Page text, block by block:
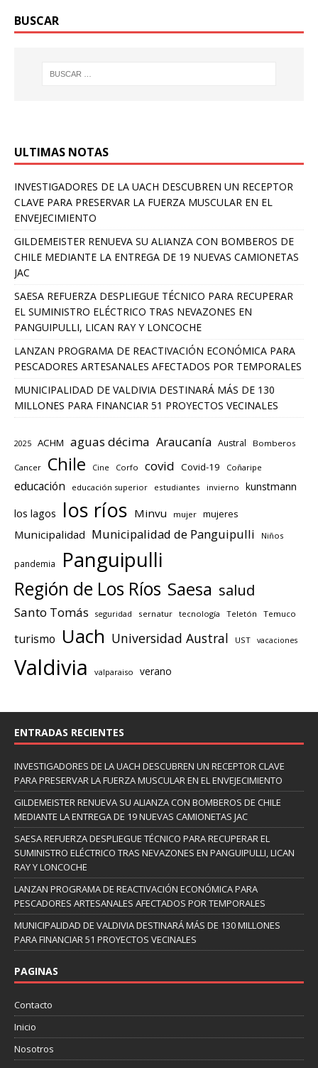
BUSCAR
ULTIMAS NOTAS
INVESTIGADORES DE LA UACH DESCUBREN UN RECEPTOR
CLAVE PARA PRESERVAR LA FUERZA MUSCULAR EN EL
ENVEJECIMIENTO
GILDEMEISTER RENUEVA SU ALIANZA CON BOMBEROS DE
CHILE MEDIANTE LA ENTREGA DE 19 NUEVAS CAMIONETAS
JAC
SAESA REFUERZA DESPLIEGUE TÉCNICO PARA RECUPERAR
EL SUMINISTRO ELÉCTRICO TRAS NEVAZONES EN
PANGUIPULLI, LICAN RAY Y LONCOCHE
LANZAN PROGRAMA DE REACTIVACIÓN ECONÓMICA PARA
PESCADORES ARTESANALES AFECTADOS POR TEMPORALES
MUNICIPALIDAD DE VALDIVIA DESTINARÁ MÁS DE 130
MILLONES PARA FINANCIAR 51 PROYECTOS VECINALES
2025 ACHM aguas décima Araucanía Austral Bomberos
Cancer Chile Cine Corfo covid Covid-19 Coñaripe
educación educación superior estudiantes invierno kunstmann
los lagos los ríos Minvu mujer mujeres
Municipalidad Municipalidad de Panguipulli Niños
pandemia Panguipulli
Región de Los Ríos Saesa salud
Santo Tomás seguridad sernatur tecnología Teletón Temuco
turismo Uach Universidad Austral UST vacaciones
Valdivia valparaiso verano
ENTRADAS RECIENTES
INVESTIGADORES DE LA UACH DESCUBREN UN RECEPTOR CLAVE
PARA PRESERVAR LA FUERZA MUSCULAR EN EL ENVEJECIMIENTO
GILDEMEISTER RENUEVA SU ALIANZA CON BOMBEROS DE CHILE
MEDIANTE LA ENTREGA DE 19 NUEVAS CAMIONETAS JAC
SAESA REFUERZA DESPLIEGUE TÉCNICO PARA RECUPERAR EL
SUMINISTRO ELÉCTRICO TRAS NEVAZONES EN PANGUIPULLI, LICAN
RAY Y LONCOCHE
LANZAN PROGRAMA DE REACTIVACIÓN ECONÓMICA PARA
PESCADORES ARTESANALES AFECTADOS POR TEMPORALES
MUNICIPALIDAD DE VALDIVIA DESTINARÁ MÁS DE 130 MILLONES
PARA FINANCIAR 51 PROYECTOS VECINALES
PAGINAS
Contacto
Inicio
Nosotros